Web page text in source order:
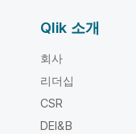
Qlik 소개
회사
리더십
CSR
DEI&B